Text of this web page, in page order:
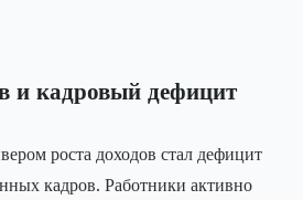
и кадровый дефицит
роста доходов стал дефицит
кадров. Работники активно